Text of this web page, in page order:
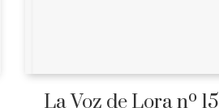
La Voz de Lora nº 15